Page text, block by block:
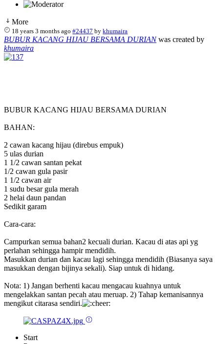
More
18 years 3 months ago #24437 bykhumaira
BUBUR KACANG HIJAU BERSAMA DURIANwas created by
khumaira
BUBUR KACANG HIJAU BERSAMA DURIAN
BAHAN:
2 cawan kacang hijau (direbus empuk)
5 ulas durian
1 1/2 cawan santan pekat
1/2 cawan gula pasir
1 1/2 cawan air
1 sudu besar gula merah
2 helai daun pandan
Sedikit garam
Cara-cara:
Campurkan semua bahan2 kecuali durian. Kacau di atas api yg
perlahan sehingga hampir mendidih.
Masukkan durian dan kacau lagi sehingga mendidih (Biasanya saya
masukkan dengan bijinya sekali). Siap untuk di hidang.
Nota: 1) Jangan berhenti kacau mengacau kuahnya untuk
mengelakkan santan pecah atau meruap. 2) Tahap kemanisannya
mengikut citarasa sendiri.
Start